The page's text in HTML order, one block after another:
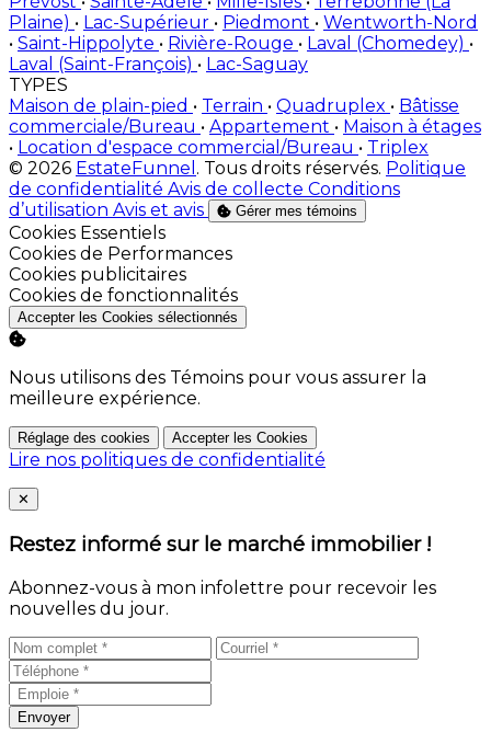
Plaine) • Lac-Supérieur • Piedmont • Wentworth-Nord
• Saint-Hippolyte • Rivière-Rouge • Laval (Chomedey) •
Laval (Saint-François) • Lac-Saguay
TYPES
Maison de plain-pied • Terrain • Quadruplex • Bâtisse
commerciale/Bureau • Appartement • Maison à étages
• Location d'espace commercial/Bureau • Triplex
© 2026 EstateFunnel . Tous droits réservés. Politique
de confidentialité Avis de collecte Conditions
d’utilisation Avis et avis Gérer mes témoins
Activer
Cookies Essentiels
Activer
Cookies de Performances
Activer
Cookies publicitaires
Activer
Cookies de fonctionnalités
Accepter les Cookies sélectionnés
Nous utilisons des Témoins pour vous assurer la
meilleure expérience.
Réglage des cookies Accepter les Cookies
Lire nos politiques de confidentialité
Close
✕
Restez informé sur le marché immobilier !
Abonnez-vous à mon infolettre pour recevoir les
nouvelles du jour.
Envoyer